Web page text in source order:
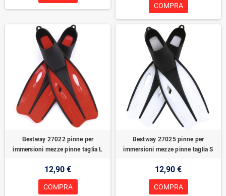
COMPRA
Bestway 27022 pinne per
immersioni mezze pinne taglia L
12,90 €
COMPRA
Bestway 27025 pinne per
immersioni mezze pinne taglia S
12,90 €
COMPRA